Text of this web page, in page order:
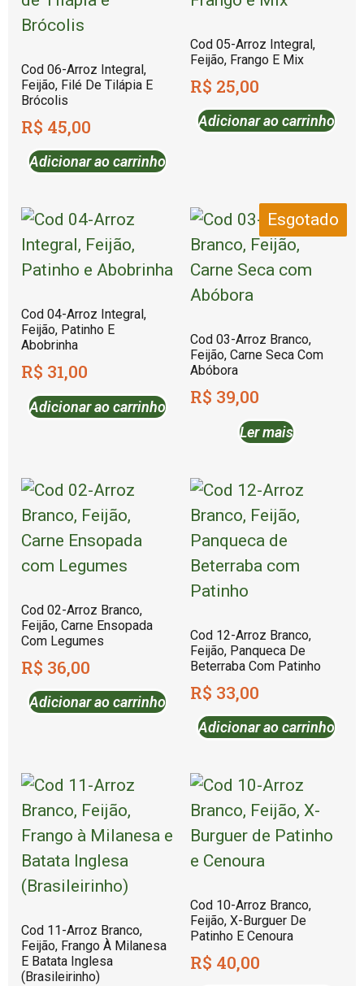
Cod 06-Arroz Integral,
Feijão, Filé De Tilápia E
Brócolis
R$ 45,00
Adicionar ao carrinho
Cod 05-Arroz Integral,
Feijão, Frango E Mix
R$ 25,00
Adicionar ao carrinho
Cod 04-Arroz Integral,
Feijão, Patinho E
Abobrinha
R$ 31,00
Adicionar ao carrinho
Esgotado
Cod 03-Arroz Branco,
Feijão, Carne Seca Com
Abóbora
R$ 39,00
Ler mais
Cod 02-Arroz Branco,
Feijão, Carne Ensopada
Com Legumes
R$ 36,00
Adicionar ao carrinho
Cod 12-Arroz Branco,
Feijão, Panqueca De
Beterraba Com Patinho
R$ 33,00
Adicionar ao carrinho
Cod 11-Arroz Branco,
Feijão, Frango À Milanesa
E Batata Inglesa
(Brasileirinho)
Cod 10-Arroz Branco,
Feijão, X-Burguer De
Patinho E Cenoura
R$ 40,00